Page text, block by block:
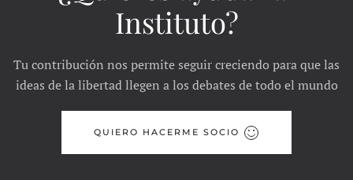
Instituto?
Tu contribución nos permite seguir creciendo para que las
ideas de la libertad llegen a los debates de todo el mundo
QUIERO HACERME SOCIO